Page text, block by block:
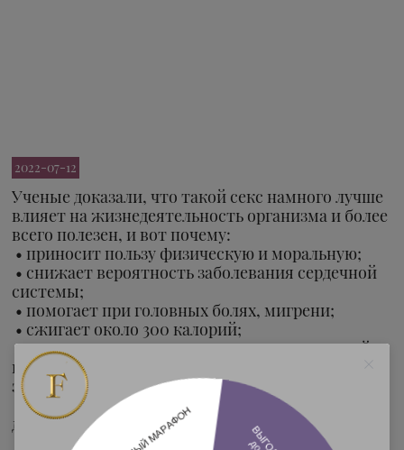
2022-07-12
Ученые доказали, что такой секс намного лучше
влияет на жизнедеятельность организма и более
всего полезен, и вот почему:
• приносит пользу физическую и моральную;
• снижает вероятность заболевания сердечной
системы;
• помогает при головных болях, мигрени;
• сжигает около 300 калорий;
• укрепляет мышцы ягодиц, рук, таза, грудной
клетки (поэтому утреннюю гимнастику можно
заменить именно сексом);
• улучшает кровообращение, нормализует
дыхание;
• увеличивает восприимчивость, чему